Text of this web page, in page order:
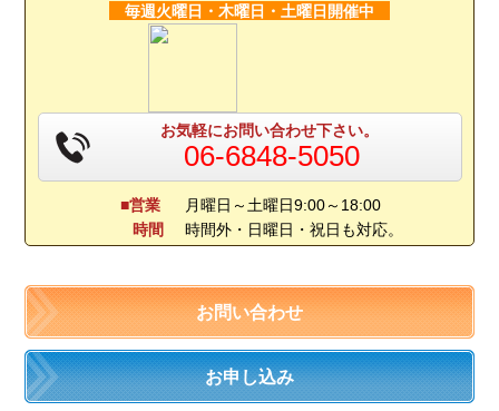
毎週火曜日・木曜日・土曜日開催中
お気軽にお問い合わせ下さい。
06-6848-5050
■営業
時間
月曜日～土曜日9:00～18:00
時間外・日曜日・祝日も対応。
お問い合わせ
お申し込み